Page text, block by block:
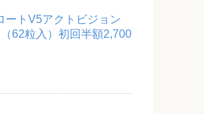
ートV5アクトビジョン
62粒入）初回半額2,700